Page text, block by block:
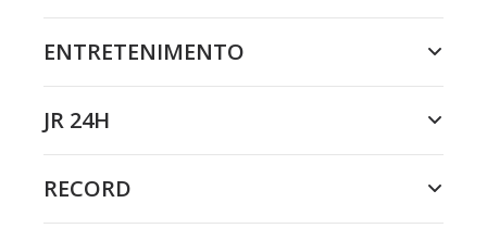
ENTRETENIMENTO
JR 24H
RECORD